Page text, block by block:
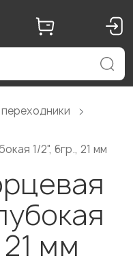
1/2", 6гр., 21 мм
21 мм